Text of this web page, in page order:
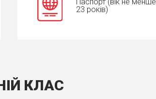
23 років)
КЛАС